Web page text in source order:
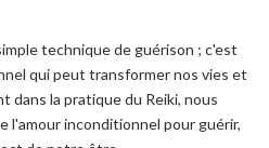
technique de guérison ; c'est
qui peut transformer nos vies et
dans la pratique du Reiki, nous
l'amour inconditionnel pour guérir,